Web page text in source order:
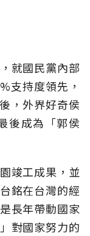
就國民黨內部
支持度領先，
，外界好奇侯
後成為「郭侯
竣工成果，並
銘在台灣的經
長年帶動國家
對國家努力的